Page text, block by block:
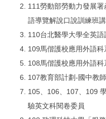
111勞動部勞動力發展
語導覽解說口說訓練班
110台北醫學大學全英語
109馬偕護校應用外語科
108馬偕護校應用外語科
107教育部計劃-國中教
105、106、107、109
驗英文科閱卷委員